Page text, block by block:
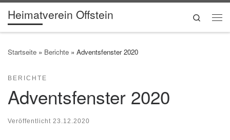
Zum Inhalt springen
Heimatverein Offstein
Search
Startseite » Berichte » Adventsfenster 2020
BERICHTE
Adventsfenster 2020
Veröffentlicht 23.12.2020